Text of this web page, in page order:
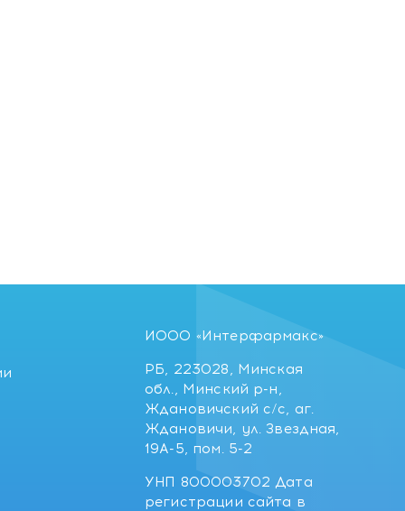
ИООО «Интерфармакс»
РБ, 223028, Минская
обл., Минский р-н,
Ждановичский с/с, аг.
Ждановичи, ул. Звездная,
19А-5, пом. 5-2
УНП 800003702 Дата
регистрации сайта в